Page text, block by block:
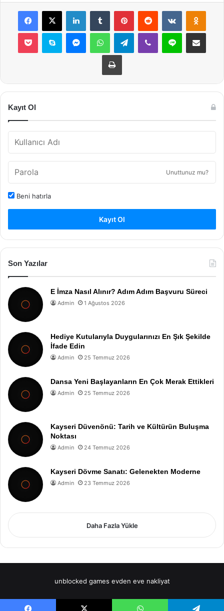
Facebook
X LinkedInTumblr PinterestReddit VKontakte
Pocket Skype MessengerWhatsAppTelegramViber Line E-Posta ile
Yazdır
Kayıt Ol
Unuttunuz mu?
Beni hatırla
Kayıt Ol
Son Yazılar
E İmza Nasıl Alınır? Adım Adım Başvuru Süreci
Admin 1 Ağustos 2026
Hediye Kutularıyla Duygularınızı En Şık Şekilde
İfade Edin
Admin 25 Temmuz 2026
Dansa Yeni Başlayanların En Çok Merak Ettikleri
Admin 25 Temmuz 2026
Kayseri Düvenönü: Tarih ve Kültürün Buluşma
Noktası
Admin 24 Temmuz 2026
Kayseri Dövme Sanatı: Gelenekten Moderne
Admin 23 Temmuz 2026
Daha Fazla Yükle
unblocked games evden eve nakliyat